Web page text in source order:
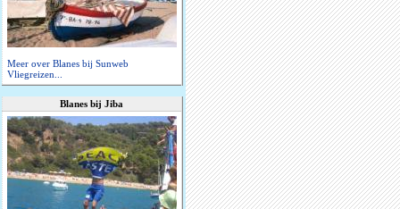
Meer over Blanes bij Sunweb
Vliegreizen...
Blanes bij Jiba